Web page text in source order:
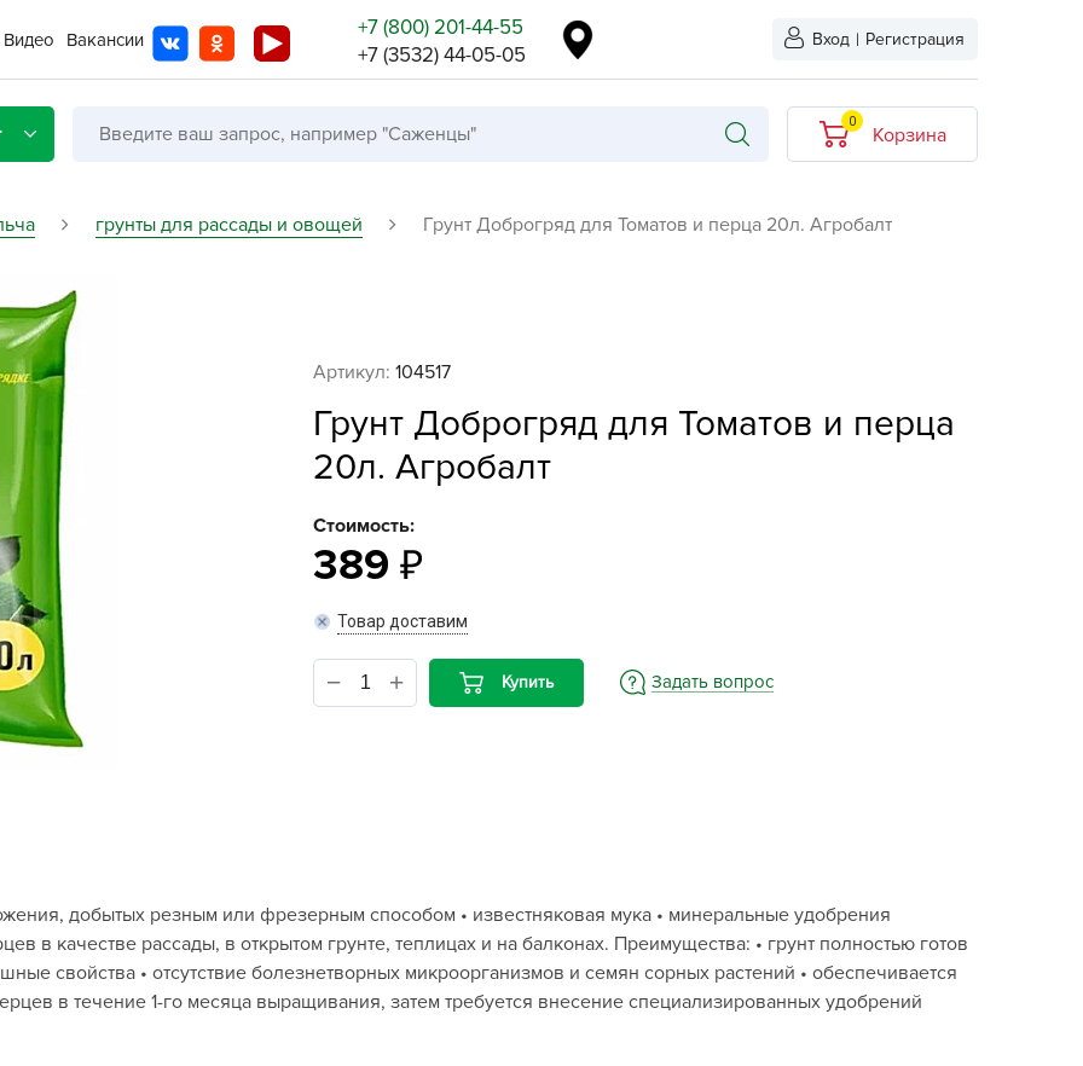
Видео Вакансии
+7 (800) 201-44-55
+7 (3532) 44-05-05
Вход | Регистрация
Бренды
ALT
Aquapulse
Bona Forte
Dacha Group
Grass
Green Boom
Grinda
0
Корзина
товаров
грунты для рассады и овощей Грунт Доброгряд для Томатов и перца 20л. Агробалт
Артикул: 104517
Грунт Доброгряд для Томатов и перца
20л. Агробалт
Стоимость:
389
Товар доставим
Купить Задать вопрос
добытых резным или фрезерным способом • известняковая мука • минеральные удобрения
в качестве рассады, в открытом грунте, теплицах и на балконах. Преимущества: • грунт полностью готов
свойства • отсутствие болезнетворных микроорганизмов и семян сорных растений • обеспечивается
в течение 1-го месяца выращивания, затем требуется внесение специализированных удобрений